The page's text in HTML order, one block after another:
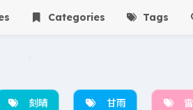
Categories Tags
刻晴 甘雨